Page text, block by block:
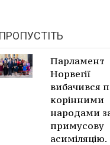
Парламент
Норвегії
вибачився
корінними
народами
примусову
асиміляцію.